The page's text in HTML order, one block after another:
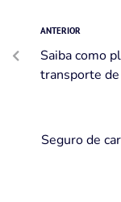
ANTERIOR
Saiba como
transporte de
Seguro de